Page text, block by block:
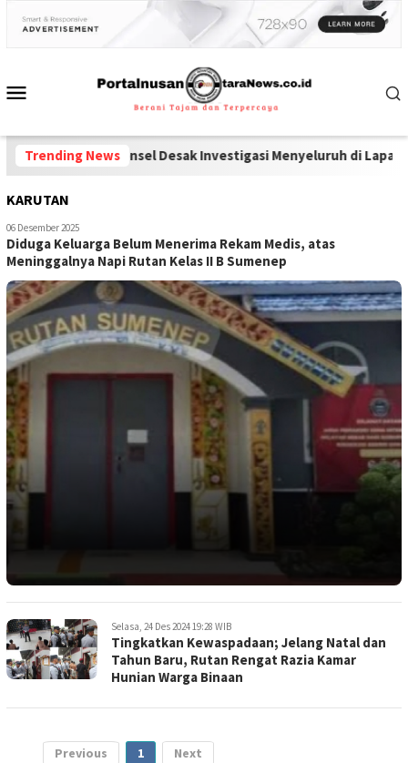
Trending News
dan Ponsel Desak Investigasi Menyeluruh di Lapas Pamekasan
KARUTAN
06 Desember 2025
Diduga Keluarga Belum Menerima Rekam Medis, atas
Meninggalnya Napi Rutan Kelas II B Sumenep
Selasa, 24 Des 2024 19:28 WIB
Tingkatkan Kewaspadaan; Jelang Natal dan
Tahun Baru, Rutan Rengat Razia Kamar
Hunian Warga Binaan
Previous 1 Next